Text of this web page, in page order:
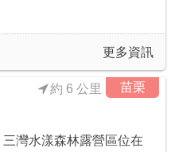
更多資訊
苗栗
約 6 公里
三灣水漾森林露營區位在